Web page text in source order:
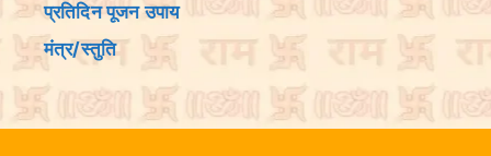
प्रतिदिन पूजन उपाय
मंत्र/स्तुति